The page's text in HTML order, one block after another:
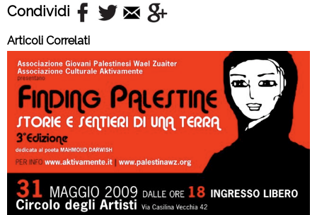
Condividi
Articoli Correlati